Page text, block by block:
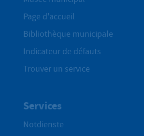
Page d'accueil
Bibliothèque municipale
Indicateur de défauts
Trouver un service
Services
Notdienste